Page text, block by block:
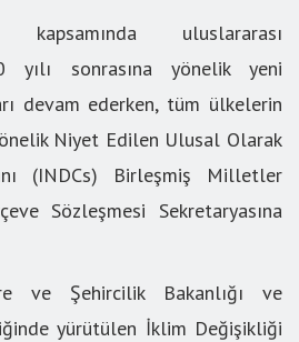
uluslararası
yılı sonrasına yönelik yeni
devam ederken, tüm ülkelerin
Niyet Edilen Ulusal Olarak
(INDCs) Birleşmiş Milletler
Sözleşmesi Sekretaryasına
ve Şehircilik Bakanlığı ve
yürütülen İklim Değişikliği